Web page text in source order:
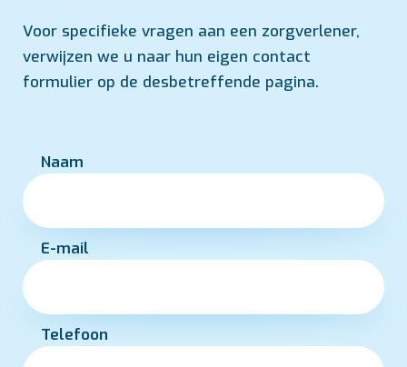
Voor specifieke vragen aan een zorgverlener,
verwijzen we u naar hun eigen contact
formulier op de desbetreffende pagina.
Naam
E-mail
Telefoon